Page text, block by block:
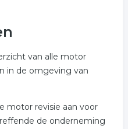
van alle motor
in de omgeving van
motor revisie aan voor
de onderneming